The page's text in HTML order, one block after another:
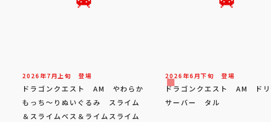
2026年7月上旬 登場
ドラゴンクエスト AM やわらか
もっち～りぬいぐるみ スライム
＆スライムベス＆ライムスライム
2026年6月下旬 登場
ドラゴンクエスト AM ド
サーバー タル